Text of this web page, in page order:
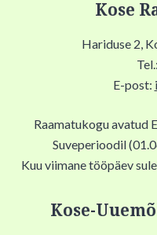
Kose
Hariduse 2,
E-post:
Raamatukogu avatud
Suveperioodil
Kuu viimane tööpäev
Kose-